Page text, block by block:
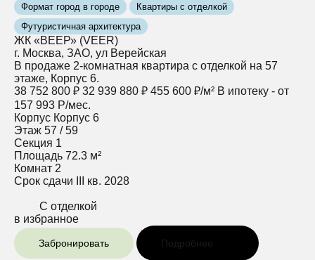
Формат город в городе
Квартиры с отделкой
Футуристичная архитектура
ЖК «ВЕЕР» (VEER)
г. Москва, ЗАО, ул Верейская
В продаже 2-комнатная квартира с отделкой на 57
этаже, Корпус 6.
38 752 800 ₽ 32 939 880 ₽ 455 600 ₽/м² В ипотеку - от
157 993 Р/мес.
Корпус Корпус 6
Этаж 57 / 59
Секция 1
Площадь 72.3 м²
Комнат 2
Срок сдачи
III кв. 2028
С отделкой
в избранное
Забронировать Подробнее